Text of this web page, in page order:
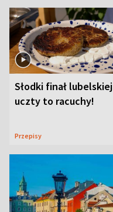
Słodki finał lubelskiej
uczty to racuchy!
Przepisy